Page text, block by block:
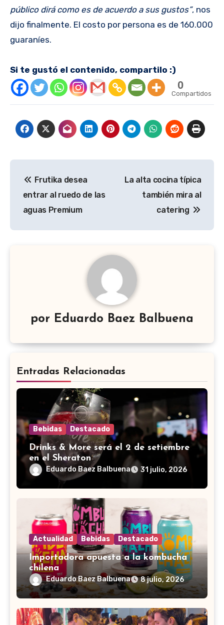
público dirá como es de acuerdo a sus gustos”, nos
dijo finalmente. El costo por persona es de 160.000
guaraníes.
Si te gustó el contenido, compartilo :)
0
Compartidos
de
entradas
Frutika desea
entrar al ruedo de las
aguas Premium
La alta cocina típica
también mira al
catering
por Eduardo Baez Balbuena
Entradas Relacionadas
Bebidas Destacado
Drinks & More será el 2 de setiembre
en el Sheraton
Eduardo Baez Balbuena 31 julio, 2026
Actualidad Bebidas Destacado
Importadora apuesta a la kombucha
chilena
Eduardo Baez Balbuena 8 julio, 2026